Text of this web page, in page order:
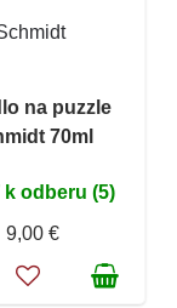
na puzzle
70ml
k odberu (5)
9,00 €